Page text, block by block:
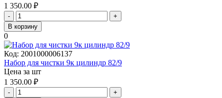
1 350.00 ₽
-
+
В корзину
0
Код: 2001000006137
Набор для чистки 9к цилиндр 82/9
Цена за шт
1 350.00 ₽
- +